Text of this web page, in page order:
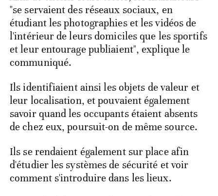
"se servaient des réseaux sociaux, en
étudiant les photographies et les vidéos de
l'intérieur de leurs domiciles que les sportifs
et leur entourage publiaient", explique le
communiqué.
Ils identifiaient ainsi les objets de valeur et
leur localisation, et pouvaient également
savoir quand les occupants étaient absents
de chez eux, poursuit-on de même source.
Ils se rendaient également sur place afin
d'étudier les systèmes de sécurité et voir
comment s'introduire dans les lieux.